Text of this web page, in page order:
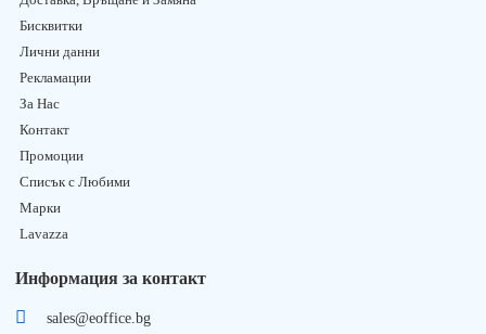
Бисквитки
Лични данни
Рекламации
За Нас
Контакт
Промоции
Списък с Любими
Марки
Lavazza
Информация за контакт
sales@eoffice.bg